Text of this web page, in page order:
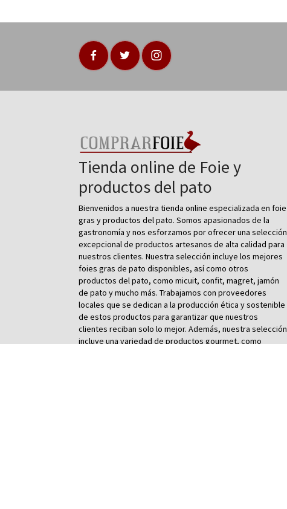
Tienda online de Foie y
productos del pato
Bienvenidos a nuestra tienda online especializada en foie
gras y productos del pato. Somos apasionados de la
gastronomía y nos esforzamos por ofrecer una selección
excepcional de productos artesanos de alta calidad para
nuestros clientes. Nuestra selección incluye los mejores
foies gras de pato disponibles, así como otros
productos del pato, como micuit, confit, magret, jamón
de pato y mucho más. Trabajamos con proveedores
locales que se dedican a la producción ética y sostenible
de estos productos para garantizar que nuestros
clientes reciban solo lo mejor. Además, nuestra selección
incluye una variedad de productos gourmet, como